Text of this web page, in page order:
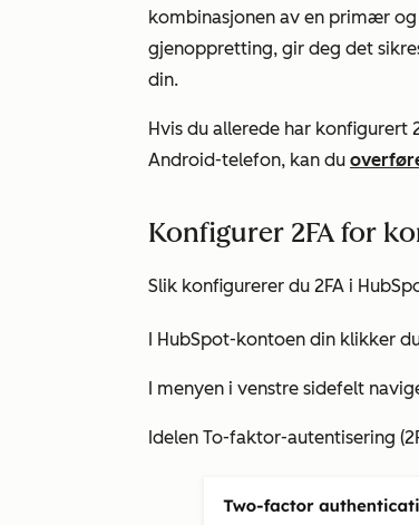
kombinasjonen av en primær
gjenoppretting, gir deg det
din.
Hvis du allerede har konfigurert
Android-telefon, kan du
Konfigurer 2FA for
Slik konfigurerer du 2FA i
I HubSpot-kontoen din klikker
I menyen i venstre sidefelt
Idelen To-faktor-autentisering